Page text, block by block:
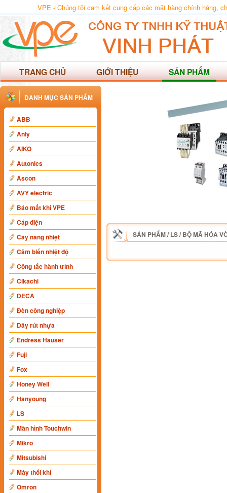
VPE - Chúng tôi cam kết cung cấp các mặt hàng chính hãng,
TRANG CHỦ GIỚI THIỆU SẢN PHẨM
DANH MỤC SẢN PHẨM
ABB
Anly
AIKO
Autonics
Ascon
AVY electric
Báo mất khí VPE
Cáp điện
Cây nâng nhiệt
Cảm biến nhiệt độ
Công tắc hành trình
Cikachi
DECA
Đèn công nghiệp
Dây rút nhựa
Endress Hauser
Fuji
Fox
Honey Well
Hanyoung
LS
Màn hình Touchwin
Mikro
Mitsubishi
Máy thổi khí
Omron
SẢN PHẨM/LS/BỘ MÃ HÓA